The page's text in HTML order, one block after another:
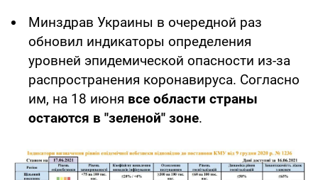
Минздрав Украины в очередной раз
обновил индикаторы определения
уровней эпидемической опасности из-за
распространения коронавируса. Согласно
им, на 18 июня все области страны
остаются в "зеленой" зоне.